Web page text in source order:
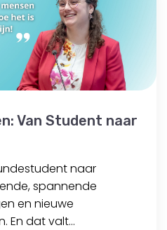
Van Student naar
naar
spannende
en nieuwe
En dat valt...